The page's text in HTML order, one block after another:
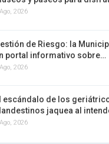
2026
de Riesgo: la
portal informativo sobre…
2026
escándalo de los
jaquea al
2026